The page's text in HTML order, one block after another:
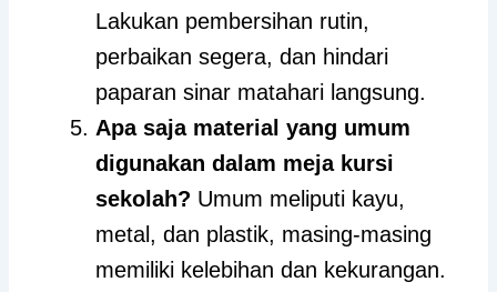
Lakukan pembersihan rutin,
perbaikan segera, dan hindari
paparan sinar matahari langsung.
Apa saja material yang umum
digunakan dalam meja kursi
sekolah? Umum meliputi kayu,
metal, dan plastik, masing-masing
memiliki kelebihan dan kekurangan.